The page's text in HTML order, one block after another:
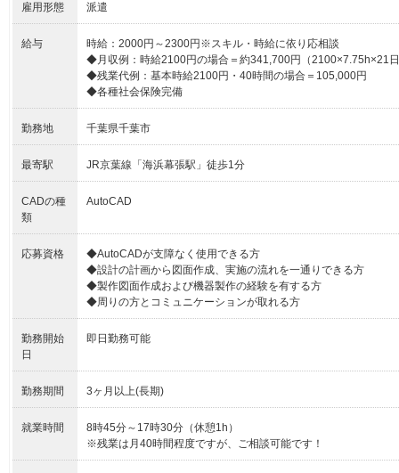
雇用形態 派遣
給与
時給：2000円～2300円※スキル・時給に依り応相談
◆月収例：時給2100円の場合＝約341,700円（2100×7.75h×21
◆残業代例：基本時給2100円・40時間の場合＝105,000円
◆各種社会保険完備
勤務地 千葉県千葉市
最寄駅 JR京葉線「海浜幕張駅」徒歩1分
CADの種
類
AutoCAD
応募資格
◆AutoCADが支障なく使用できる方
◆設計の計画から図面作成、実施の流れを一通りできる方
◆製作図面作成および機器製作の経験を有する方
◆周りの方とコミュニケーションが取れる方
勤務開始
日
即日勤務可能
勤務期間 3ヶ月以上(長期)
就業時間
8時45分～17時30分（休憩1h）
※残業は月40時間程度ですが、ご相談可能です！